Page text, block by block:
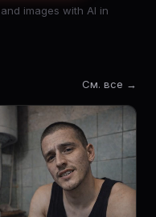
images with AI in
См. все →